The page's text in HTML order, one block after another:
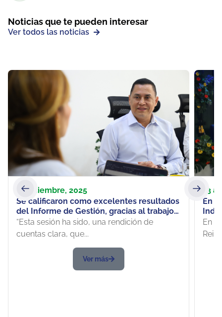
Noticias que te pueden interesar
Ver todos las noticias
11 diciembre, 2025
Se calificaron como excelentes resultados
del Informe de Gestión, gracias al trabajo
en equipo que permite avanzar firme hacia
los retos del 2026
“Esta sesión ha sido, una rendición de
cuentas clara, que...
Ver más
13
En
En